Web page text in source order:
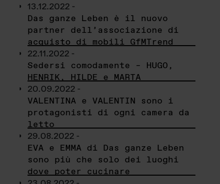
13.12.2022 -
Das ganze Leben è il nuovo
partner dell’associazione di
acquisto di mobili GfMTrend
22.11.2022 -
Sedersi comodamente – HUGO,
HENRIK, HILDE e MARTA
20.09.2022 -
VALENTINA e VALENTIN sono i
protagonisti di ogni camera da
letto
29.08.2022 -
EVA e EMMA di Das ganze Leben
sono più che solo dei luoghi
dove poter cucinare